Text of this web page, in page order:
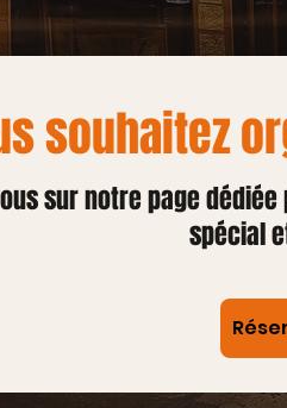
souhaitez
sur notre page
spécial